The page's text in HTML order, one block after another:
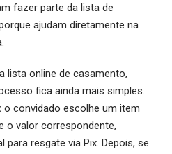
fazer parte da lista de
ajudam diretamente na
lista online de casamento,
fica ainda mais simples.
o convidado escolhe um item
o valor correspondente,
para resgate via Pix. Depois, se